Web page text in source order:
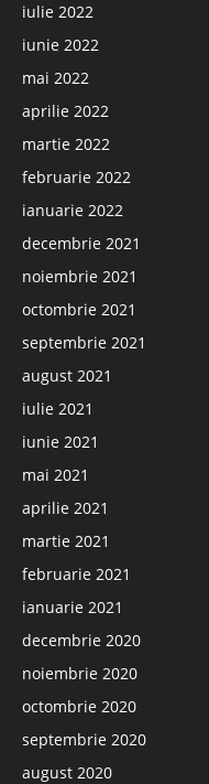
iulie 2022
iunie 2022
mai 2022
aprilie 2022
martie 2022
februarie 2022
ianuarie 2022
decembrie 2021
noiembrie 2021
octombrie 2021
septembrie 2021
august 2021
iulie 2021
iunie 2021
mai 2021
aprilie 2021
martie 2021
februarie 2021
ianuarie 2021
decembrie 2020
noiembrie 2020
octombrie 2020
septembrie 2020
august 2020